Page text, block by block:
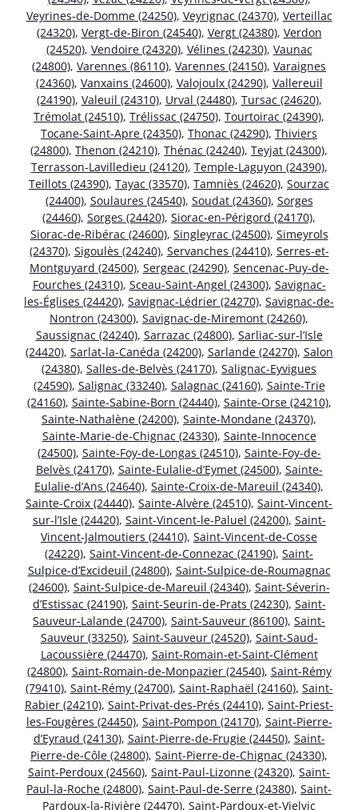
Veyrines-de-Domme (24250), Veyrignac (24370), Verteillac
(24320), Vergt-de-Biron (24540), Vergt (24380), Verdon
(24520), Vendoire (24320), Vélines (24230), Vaunac
(24800), Varennes (86110), Varennes (24150), Varaignes
(24360), Vanxains (24600), Valojoulx (24290), Vallereuil
(24190), Valeuil (24310), Urval (24480), Tursac (24620),
Trémolat (24510), Trélissac (24750), Tourtoirac (24390),
Tocane-Saint-Apre (24350), Thonac (24290), Thiviers
(24800), Thenon (24210), Thénac (24240), Teyjat (24300),
Terrasson-Lavilledieu (24120), Temple-Laguyon (24390),
Teillots (24390), Tayac (33570), Tamniès (24620), Sourzac
(24400), Soulaures (24540), Soudat (24360), Sorges
(24460), Sorges (24420), Siorac-en-Périgord (24170),
Siorac-de-Ribérac (24600), Singleyrac (24500), Simeyrols
(24370), Sigoulès (24240), Servanches (24410), Serres-et-
Montguyard (24500), Sergeac (24290), Sencenac-Puy-de-
Fourches (24310), Sceau-Saint-Angel (24300), Savignac-
les-Églises (24420), Savignac-Lédrier (24270), Savignac-de-
Nontron (24300), Savignac-de-Miremont (24260),
Saussignac (24240), Sarrazac (24800), Sarliac-sur-l’Isle
(24420), Sarlat-la-Canéda (24200), Sarlande (24270), Salon
(24380), Salles-de-Belvès (24170), Salignac-Eyvigues
(24590), Salignac (33240), Salagnac (24160), Sainte-Trie
(24160), Sainte-Sabine-Born (24440), Sainte-Orse (24210),
Sainte-Nathalène (24200), Sainte-Mondane (24370),
Sainte-Marie-de-Chignac (24330), Sainte-Innocence
(24500), Sainte-Foy-de-Longas (24510), Sainte-Foy-de-
Belvès (24170), Sainte-Eulalie-d’Eymet (24500), Sainte-
Eulalie-d’Ans (24640), Sainte-Croix-de-Mareuil (24340),
Sainte-Croix (24440), Sainte-Alvère (24510), Saint-Vincent-
sur-l’Isle (24420), Saint-Vincent-le-Paluel (24200), Saint-
Vincent-Jalmoutiers (24410), Saint-Vincent-de-Cosse
(24220), Saint-Vincent-de-Connezac (24190), Saint-
Sulpice-d’Excideuil (24800), Saint-Sulpice-de-Roumagnac
(24600), Saint-Sulpice-de-Mareuil (24340), Saint-Séverin-
d’Estissac (24190), Saint-Seurin-de-Prats (24230), Saint-
Sauveur-Lalande (24700), Saint-Sauveur (86100), Saint-
Sauveur (33250), Saint-Sauveur (24520), Saint-Saud-
Lacoussière (24470), Saint-Romain-et-Saint-Clément
(24800), Saint-Romain-de-Monpazier (24540), Saint-Rémy
(79410), Saint-Rémy (24700), Saint-Raphaël (24160), Saint-
Rabier (24210), Saint-Privat-des-Prés (24410), Saint-Priest-
les-Fougères (24450), Saint-Pompon (24170), Saint-Pierre-
d’Eyraud (24130), Saint-Pierre-de-Frugie (24450), Saint-
Pierre-de-Côle (24800), Saint-Pierre-de-Chignac (24330),
Saint-Perdoux (24560), Saint-Paul-Lizonne (24320), Saint-
Paul-la-Roche (24800), Saint-Paul-de-Serre (24380), Saint-
Pardoux-la-Rivière (24470), Saint-Pardoux-et-Vielvic